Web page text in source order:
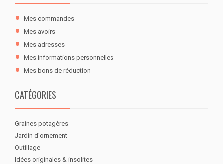
Mes commandes
Mes avoirs
Mes adresses
Mes informations personnelles
Mes bons de réduction
CATÉGORIES
Graines potagères
Jardin d'ornement
Outillage
Idées originales & insolites